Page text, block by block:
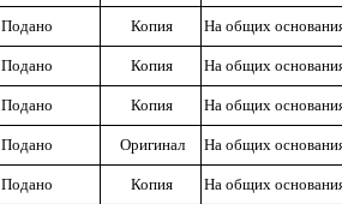
Подано Копия На общих
Подано Копия На общих
Подано Копия На общих
Подано Оригинал На общих
Подано Копия На общих